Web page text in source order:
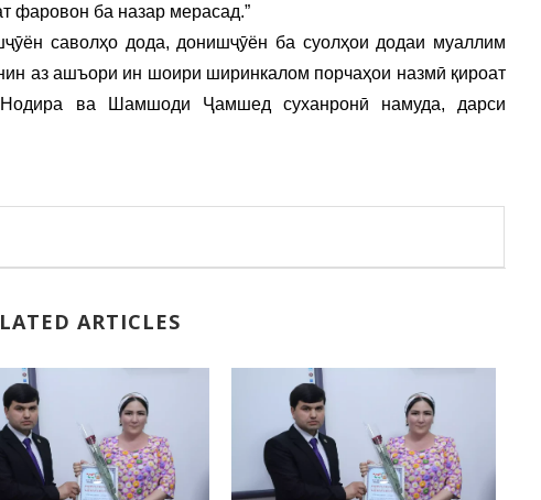
фаровон ба назар мерасад.”
саволҳо дода, донишҷӯён ба суолҳои додаи муаллим
аз ашъори ин шоири ширинкалом порчаҳои назмӣ қироат
ва Шамшоди Ҷамшед суханронӣ намуда, дарси
ARTICLES